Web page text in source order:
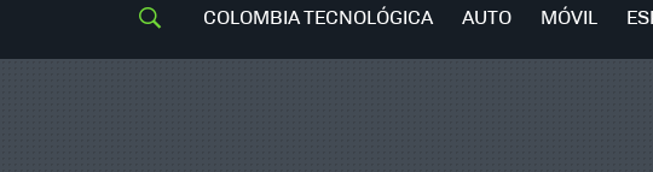
COLOMBIA TECNOLÓGICA AUTO MÓVIL